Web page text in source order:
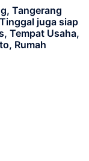
Tangerang
juga siap
Tempat Usaha,
Rumah